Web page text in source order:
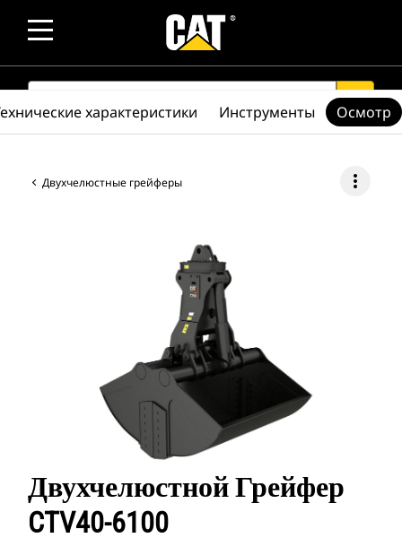
SEARCH search
Двухчелюстные грейферы more_vert
Двухчелюстной Грейфер
CTV40-6100
характеристики Инструменты Осмотр